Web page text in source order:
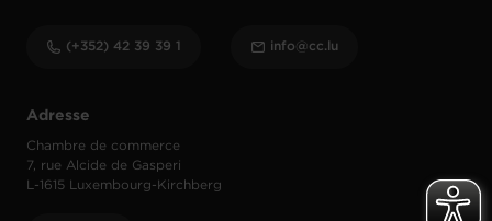
Adresse
Chambre de commerce
7, rue Alcide de Gasperi
L-1615 Luxembourg-Kirchberg
(+352) 42 39 39 1 info@cc.lu